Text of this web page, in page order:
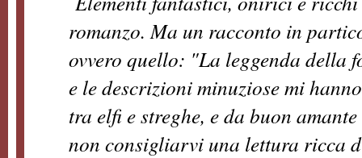
romanzo. Ma un racconto in
ovvero quello: "La leggenda della
e le descrizioni minuziose mi
tra elfi e streghe, e da buon
non consigliarvi una lettura ricca